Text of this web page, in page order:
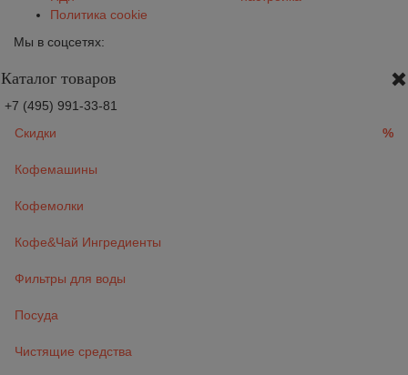
Политика cookie
Мы в соцсетях:
Каталог товаров
+7 (495) 991-33-81
Скидки
%
Кофемашины
Кофемолки
Кофе&Чай Ингредиенты
Фильтры для воды
Посуда
Чистящие средства